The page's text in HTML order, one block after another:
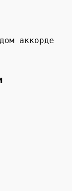
аккорде